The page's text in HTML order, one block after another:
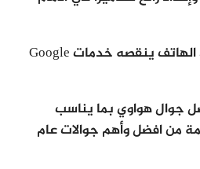
وعلى الرغم من ذلك ، فإن الهاتف ينقصه خدمات Google
جوال هواوي بما يناسب
من افضل وأهم جوالات عام